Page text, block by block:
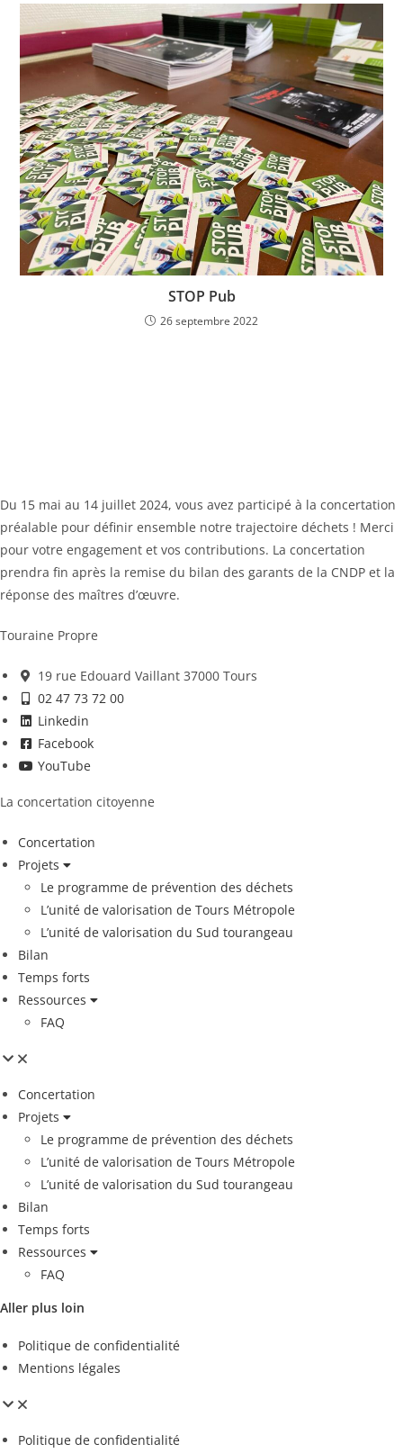
STOP Pub
26 septembre 2022
Du 15 mai au 14 juillet 2024, vous avez participé à la concertation
préalable pour définir ensemble notre trajectoire déchets ! Merci
pour votre engagement et vos contributions. La concertation
prendra fin après la remise du bilan des garants de la CNDP et la
réponse des maîtres d’œuvre.
Touraine Propre
19 rue Edouard Vaillant 37000 Tours
02 47 73 72 00
Linkedin
Facebook
YouTube
La concertation citoyenne
Concertation
Projets
Le programme de prévention des déchets
L’unité de valorisation de Tours Métropole
L’unité de valorisation du Sud tourangeau
Bilan
Temps forts
Ressources
FAQ
Concertation
Projets
Le programme de prévention des déchets
L’unité de valorisation de Tours Métropole
L’unité de valorisation du Sud tourangeau
Bilan
Temps forts
Ressources
FAQ
Aller plus loin
Politique de confidentialité
Mentions légales
Politique de confidentialité